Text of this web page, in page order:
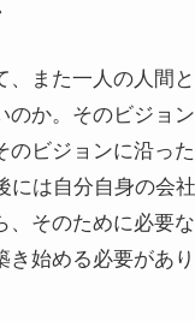
、また一人の人間
のか。そのビジョ
のビジョンに沿っ
には自分自身の会
、そのために必要
き始める必要があり